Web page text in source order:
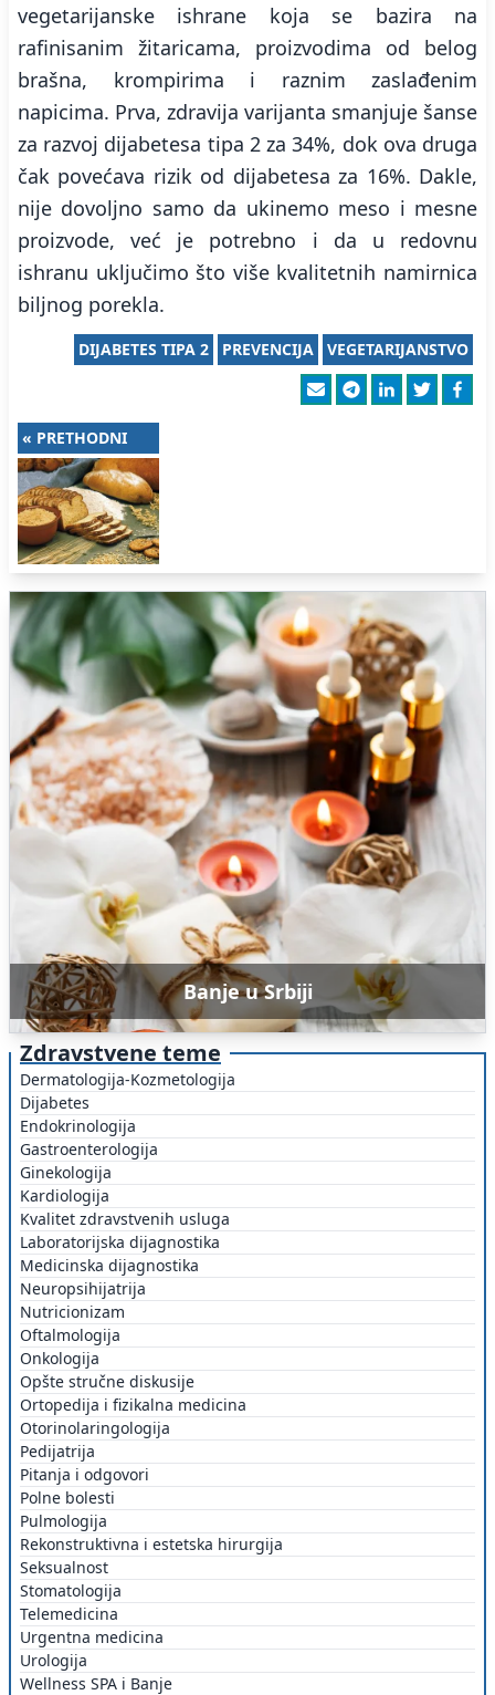
vegetarijanske ishrane koja se bazira na
rafinisanim žitaricama, proizvodima od belog
brašna, krompirima i raznim zaslađenim
napicima. Prva, zdravija varijanta smanjuje šanse
za razvoj dijabetesa tipa 2 za 34%, dok ova druga
čak povećava rizik od dijabetesa za 16%. Dakle,
nije dovoljno samo da ukinemo meso i mesne
proizvode, već je potrebno i da u redovnu
ishranu uključimo što više kvalitetnih namirnica
biljnog porekla.
VEGETARIJANSTVO
PREVENCIJA
DIJABETES TIPA 2
« PRETHODNI
Banje u Srbiji
Zdravstvene teme
Dermatologija-Kozmetologija
Dijabetes
Endokrinologija
Gastroenterologija
Ginekologija
Kardiologija
Kvalitet zdravstvenih usluga
Laboratorijska dijagnostika
Medicinska dijagnostika
Neuropsihijatrija
Nutricionizam
Oftalmologija
Onkologija
Opšte stručne diskusije
Ortopedija i fizikalna medicina
Otorinolaringologija
Pedijatrija
Pitanja i odgovori
Polne bolesti
Pulmologija
Rekonstruktivna i estetska hirurgija
Seksualnost
Stomatologija
Telemedicina
Urgentna medicina
Urologija
Wellness SPA i Banje